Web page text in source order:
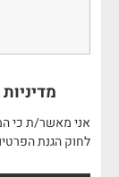
אני מאשר/ת כי
לחוק הגנת